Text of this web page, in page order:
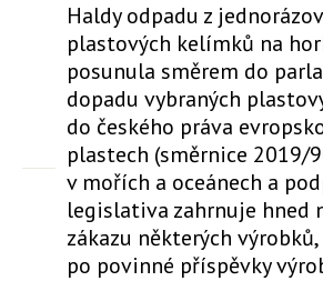
Haldy odpadu z
plastových kelímků na
posunula směrem do
dopadu vybraných
do českého práva
plastech (směrnice 2019/
v mořích a oceánech a
legislativa zahrnuje hned
zákazu některých
po povinné příspěvky